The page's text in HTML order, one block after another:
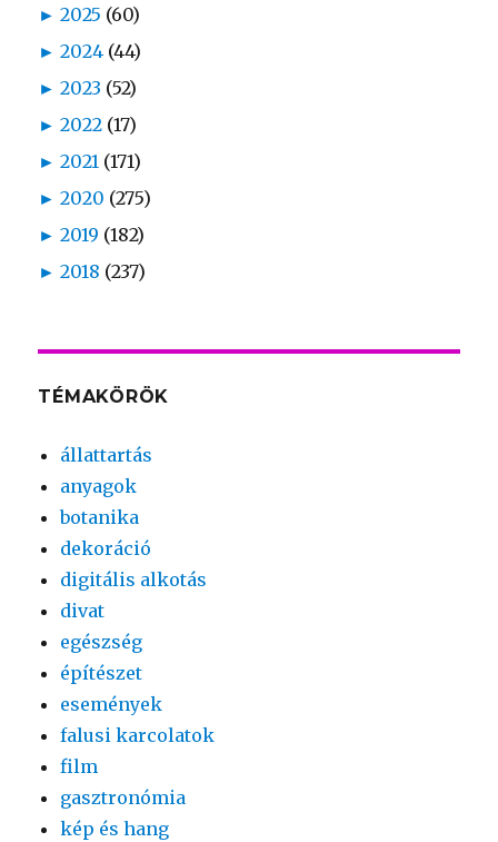
► 2025 (60)
► 2024 (44)
► 2023 (52)
► 2022 (17)
► 2021 (171)
► 2020 (275)
► 2019 (182)
► 2018 (237)
TÉMAKÖRÖK
állattartás
anyagok
botanika
dekoráció
digitális alkotás
divat
egészség
építészet
események
falusi karcolatok
film
gasztronómia
kép és hang